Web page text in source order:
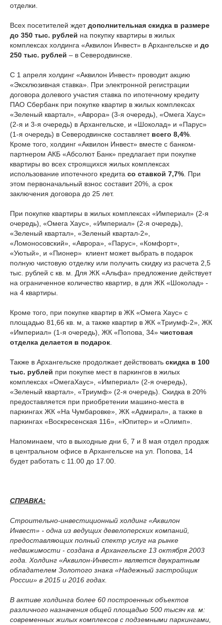
отделки.
Всех посетителей ждетдополнительная скидка в размере
до 350 тыс. рублей на покупку квартиры в жилых
комплексах холдинга «Аквилон Инвест» в Архангельске и до
250 тыс. рублей – в Северодвинске.
С 1 апреля холдинг «Аквилон Инвест» проводит акцию
«Эксклюзивная ставка». При электронной регистрации
договора долевого участия ставка по ипотечному кредиту
ПАО Сбербанк при покупке квартир в жилых комплексах
«Зеленый квартал», «Аврора» (3-я очередь), «Омега Хаус»
(2-я и 3-я очередь) в Архангельске, и «Шоколад» и «Парус»
(1-я очередь) в Северодвинске составляет всего 8,4%
Кроме того, холдинг «Аквилон Инвест» вместе с банком-
партнером АКБ «Абсолют Банк» предлагает при покупке
квартиры во всех строящихся жилых комплексах
использование ипотечного кредита со ставкой 7,7% . При
этом первоначальный взнос составит 20%, а срок
заключения договора до 25 лет.
При покупке квартиры в жилых комплексах «Империал» (2-я
очередь), «Омега Хаус», «Империал» (2-я очередь),
«Зеленый квартал», «Зеленый квартал-2»,
«Ломоносовский», «Аврора», «Парус», «Комфорт»,
«Уютый», и «Пионер» клиент может выбрать в подарок
полную чистовую отделку или получить скидку из расчета 2,5
тыс. рублей с кв. м. Для ЖК «Альфа» предложение действует
на ограниченное количество квартир, в для ЖК «Шоколад» -
на 4 квартиры.
Кроме того, при покупке квартир в ЖК «Омега Хаус» с
площадью 81,66 кв. м, а также квартир в ЖК «Триумф-2», ЖК
«Империал» (1-я очередь), ЖК «Попова, 34» чистовая
отделка делается в подарок
Также в Архангельске продолжает действовать скидка в 100
тыс. рублей при покупке мест в паркингов в жилых
комплексах «ОмегаХаус», «Империал» (2-я очередь),
«Зеленый квартал», «Триумф» (2-я очередь). Скидка в 20%
предоставляется при приобретении машино-места в
паркингах ЖК «На Чумбаровке», ЖК «Адмирал», а также в
паркингах «Воскресенская 116», «Юпитер» и «Олимп».
Напоминаем, что в выходные дни 6, 7 и 8 мая отдел продаж
в центральном офисе в Архангельске на ул. Попова, 14
будет работать с 11.00 до 17.00.
СПРАВКА:
Строительно-инвестиционный холдинг «Аквилон
Инвест» - одна из ведущих девелоперских компаний,
предоставляющих полный спектр услуг на рынке
недвижимости - создана в Архангельске 13 октября 2003
года. Холдинг «Аквилон-Инвест» является двукратным
обладателем Золотого знака «Надежный застройщик
России» в 2015 и 2016 годах.
В активе холдинга более 60 построенных объектов
различного назначения общей площадью 500 тысяч кв. м:
современных жилых комплексов с подземными паркингами,